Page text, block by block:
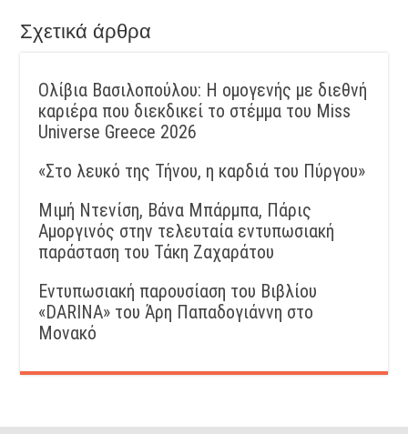
Σχετικά άρθρα
Ολίβια Βασιλοπούλου: Η ομογενής με διεθνή
καριέρα που διεκδικεί το στέμμα του Miss
Universe Greece 2026
«Στο λευκό της Τήνου, η καρδιά του Πύργου»
Μιμή Ντενίση, Βάνα Μπάρμπα, Πάρις
Αμοργινός στην τελευταία εντυπωσιακή
παράσταση του Τάκη Ζαχαράτου
Εντυπωσιακή παρουσίαση του Βιβλίου
«DARINA» του Άρη Παπαδογιάννη στο
Μονακό